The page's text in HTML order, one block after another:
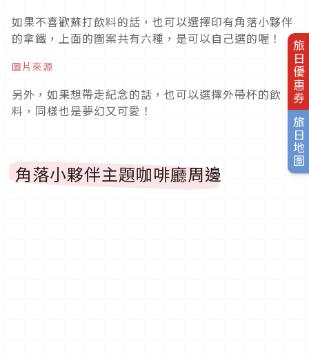
旅日優惠券
旅日地圖
如果不喜歡蘇打飲料的話，也可以選擇印有角落小夥伴
的拿鐵，上面的圖案共有六種，是可以自己選的喔！